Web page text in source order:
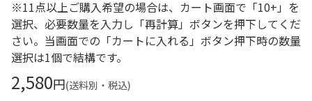
※11点以上ご購入希望の場合は、カート画面で「10+」を
選択、必要数量を入力し「再計算」ボタンを押下してくだ
さい。当画面での「カートに入れる」ボタン押下時の数量
選択は1個で結構です。
2,580円(送料別・税込)